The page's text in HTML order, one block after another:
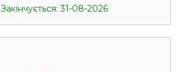
Закінчується: 31-08-2026